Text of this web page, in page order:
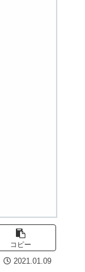
コピー
2021.01.09